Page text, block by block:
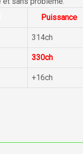
Puissance
314ch
330ch
+16ch